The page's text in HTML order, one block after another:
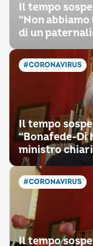
Il tempo
“Non
di un
#CORONAVIRUS
Il tempo
“Bonafede-Di
ministro
#CORONAVIRUS
Il tempo